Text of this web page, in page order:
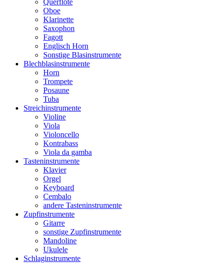
Querflöte
Oboe
Klarinette
Saxophon
Fagott
Englisch Horn
Sonstige Blasinstrumente
Blechblasinstrumente
Horn
Trompete
Posaune
Tuba
Streichinstrumente
Violine
Viola
Violoncello
Kontrabass
Viola da gamba
Tasteninstrumente
Klavier
Orgel
Keyboard
Cembalo
andere Tasteninstrumente
Zupfinstrumente
Gitarre
sonstige Zupfinstrumente
Mandoline
Ukulele
Schlaginstrumente